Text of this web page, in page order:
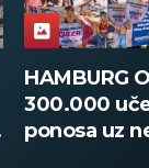
DAČIĆ
pomoć u